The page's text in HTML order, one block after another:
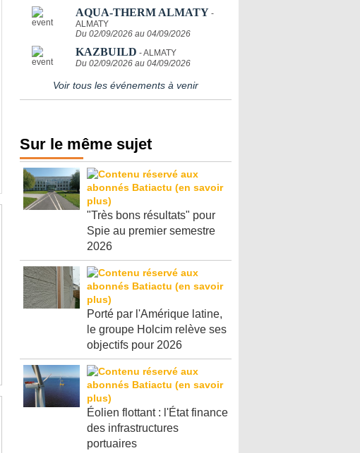
AQUA-THERM ALMATY -
ALMATY
Du 02/09/2026 au 04/09/2026
KAZBUILD - ALMATY
Du 02/09/2026 au 04/09/2026
Voir tous les événements à venir
Sur le même sujet
"Très bons résultats" pour
Spie au premier semestre
2026
Porté par l'Amérique latine,
le groupe Holcim relève ses
objectifs pour 2026
Éolien flottant : l'État finance
des infrastructures
portuaires